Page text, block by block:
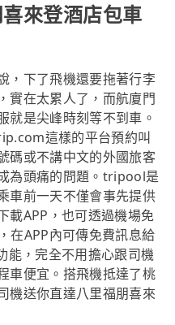
來登酒店包車
，下了飛機還要拖著行李
實在太累人了，而航廈門
就是尖峰時刻等不到車。
這樣的平台預約叫
碼或不講中文的外國旅客
為頭痛的問題。tripool是
車前一天不僅會事先提供
載APP，也可透過機場免
在APP內可傳免費訊息給
能，完全不用擔心跟司機
車便宜。搭飛機抵達了桃
機送你直達八里福朋喜來